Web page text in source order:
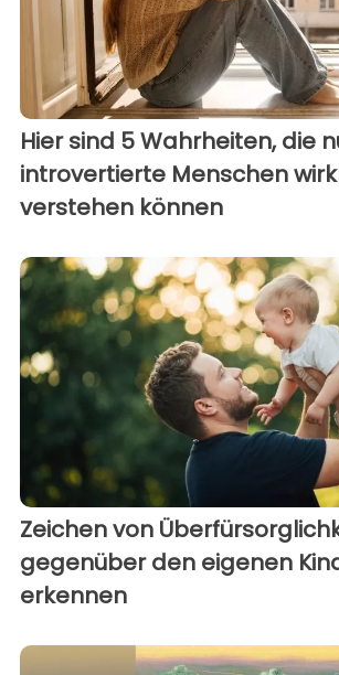
Hier sind 5 Wahrheiten, die
introvertierte Menschen
verstehen können
Zeichen von
gegenüber den eigenen
erkennen